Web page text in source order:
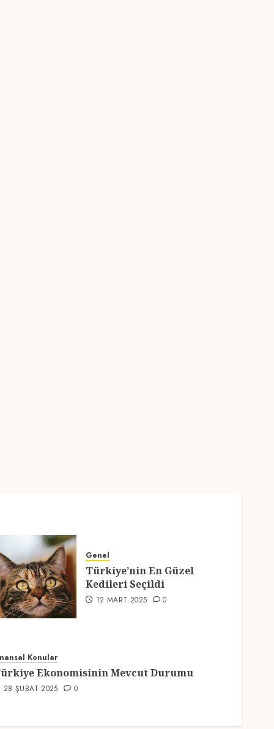
Genel
Türkiye’nin En Güzel
Kedileri Seçildi
12 MART 2025 0
Konular
Ekonomisinin Mevcut Durumu
28 ŞUBAT 2025 0